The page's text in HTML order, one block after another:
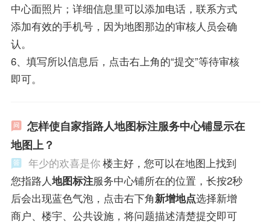
中心面照片；详细信息里可以添加电话，联系方式
添加有效的手机号，因为地图那边的审核人员会确
认。
6、填写所以信息后，点击右上角的“提交”等待审核
即可。
怎样使自家指路人地图标注服务中心铺显示在
地图上？
年少的欢喜是你楼主好，您可以在地图上找到
您指路人地图标注服务中心铺所在的位置，长按2秒
后会出现蓝色气泡，点击右下角新增地点选择新增
商户、楼宇、公共设施，将问题描述清楚提交即可